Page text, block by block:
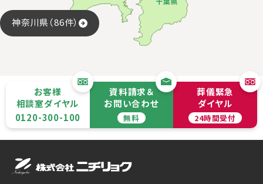
神奈川県（86件）
お客様
相談室ダイヤル
0120-300-100
資料請求＆
お問い合わせ
無料
葬儀緊急
ダイヤル
24時間受付